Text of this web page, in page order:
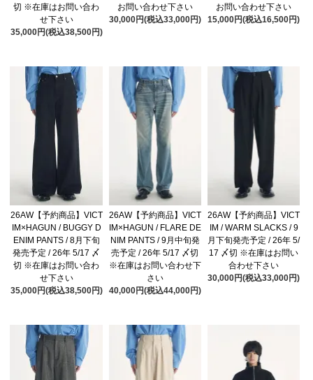
切 ※在庫はお問い合わ
せ下さい
35,000円(税込38,500円)
お問い合わせ下さい
30,000円(税込33,000円)
お問い合わせ下さい
15,000円(税込16,500円)
26AW【予約商品】VICT
IM×HAGUN / BUGGY D
ENIM PANTS / 8月下旬
発売予定 / 26年 5/17 〆
切 ※在庫はお問い合わ
せ下さい
35,000円(税込38,500円)
26AW【予約商品】VICT
IM×HAGUN / FLARE DE
NIM PANTS / 9月中旬発
売予定 / 26年 5/17 〆切
※在庫はお問い合わせ下
さい
40,000円(税込44,000円)
26AW【予約商品】VICT
IM / WARM SLACKS / 9
月下旬発売予定 / 26年 5/
17 〆切 ※在庫はお問い
合わせ下さい
30,000円(税込33,000円)